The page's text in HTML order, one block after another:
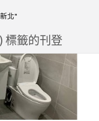
北"
標籤的刊登